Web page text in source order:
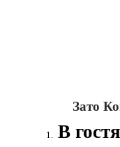
Зато
В